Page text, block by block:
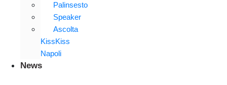
Palinsesto
Speaker
Ascolta
KissKiss
Napoli
News